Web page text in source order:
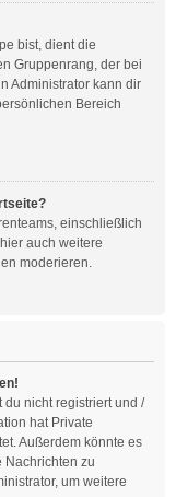
bist, dient die
Gruppenrang, der bei
Administrator kann dir
Bereich
einschließlich
auch weitere
moderieren.
nicht registriert und /
hat Private
Außerdem könnte es
Nachrichten zu
um weitere